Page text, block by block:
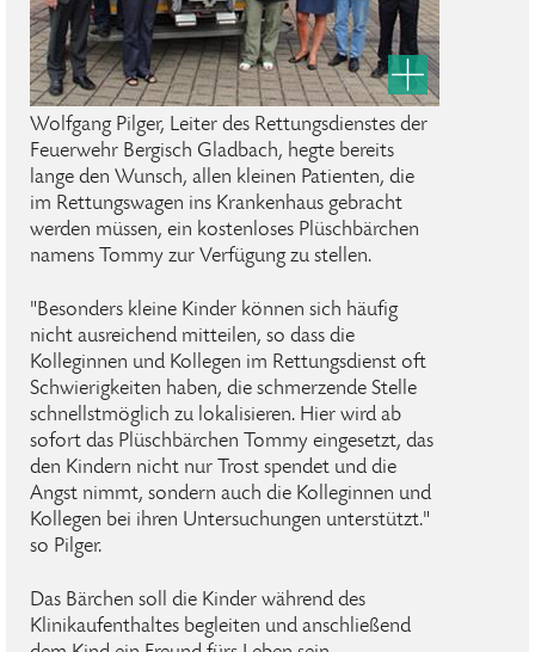
Wolfgang Pilger, Leiter des Rettungsdienstes der
Feuerwehr Bergisch Gladbach, hegte bereits
lange den Wunsch, allen kleinen Patienten, die
im Rettungswagen ins Krankenhaus gebracht
werden müssen, ein kostenloses Plüschbärchen
namens Tommy zur Verfügung zu stellen.
"Besonders kleine Kinder können sich häufig
nicht ausreichend mitteilen, so dass die
Kolleginnen und Kollegen im Rettungsdienst oft
Schwierigkeiten haben, die schmerzende Stelle
schnellstmöglich zu lokalisieren. Hier wird ab
sofort das Plüschbärchen Tommy eingesetzt, das
den Kindern nicht nur Trost spendet und die
Angst nimmt, sondern auch die Kolleginnen und
Kollegen bei ihren Untersuchungen unterstützt."
so Pilger.
Das Bärchen soll die Kinder während des
Klinikaufenthaltes begleiten und anschließend